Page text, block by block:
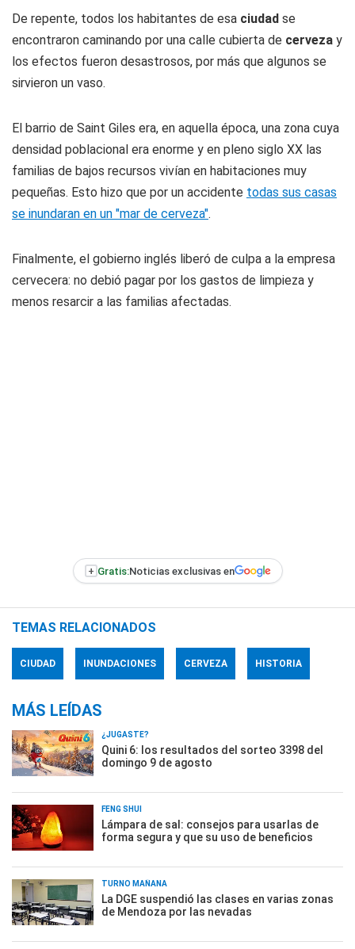
De repente, todos los habitantes de esa ciudad se
encontraron caminando por una calle cubierta de cerveza y
los efectos fueron desastrosos, por más que algunos se
sirvieron un vaso.
El barrio de Saint Giles era, en aquella época, una zona cuya
densidad poblacional era enorme y en pleno siglo XX las
familias de bajos recursos vivían en habitaciones muy
pequeñas. Esto hizo que por un accidente todas sus casas
se inundaran en un "mar de cerveza".
Finalmente, el gobierno inglés liberó de culpa a la empresa
cervecera: no debió pagar por los gastos de limpieza y
menos resarcir a las familias afectadas.
+ Gratis:Noticias exclusivas en
TEMAS RELACIONADOS
CIUDAD INUNDACIONES CERVEZA HISTORIA
MÁS LEÍDAS
¿JUGASTE?
Quini 6: los resultados del sorteo 3398 del
domingo 9 de agosto
FENG SHUI
Lámpara de sal: consejos para usarlas de
forma segura y que su uso de beneficios
TURNO MAÑANA
La DGE suspendió las clases en varias zonas
de Mendoza por las nevadas